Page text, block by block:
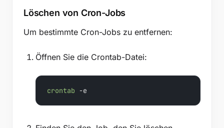
Löschen von Cron-Jobs
Um bestimmte Cron-Jobs zu entfernen:
Öffnen Sie die Crontab-Datei:
crontab -e